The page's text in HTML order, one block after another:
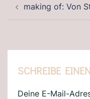
making of: Von
SCHREIBE
Deine E-Mail-